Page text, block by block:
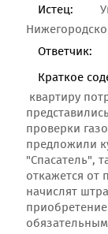
Истец:
Ответчик:
Краткое
квартиру
проверки
предложили
"Спасатель",
откажется от
начислят